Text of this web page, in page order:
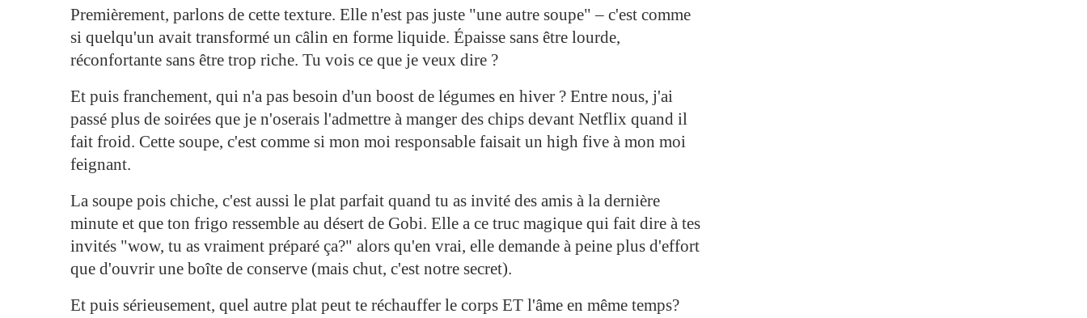
Premièrement, parlons de cette texture. Elle n'est pas juste "une autre soupe" – c'est comme
si quelqu'un avait transformé un câlin en forme liquide. Épaisse sans être lourde,
réconfortante sans être trop riche. Tu vois ce que je veux dire ?
Et puis franchement, qui n'a pas besoin d'un boost de légumes en hiver ? Entre nous, j'ai
passé plus de soirées que je n'oserais l'admettre à manger des chips devant Netflix quand il
fait froid. Cette soupe, c'est comme si mon moi responsable faisait un high five à mon moi
feignant.
La soupe pois chiche, c'est aussi le plat parfait quand tu as invité des amis à la dernière
minute et que ton frigo ressemble au désert de Gobi. Elle a ce truc magique qui fait dire à tes
invités "wow, tu as vraiment préparé ça?" alors qu'en vrai, elle demande à peine plus d'effort
que d'ouvrir une boîte de conserve (mais chut, c'est notre secret).
Et puis sérieusement, quel autre plat peut te réchauffer le corps ET l'âme en même temps?